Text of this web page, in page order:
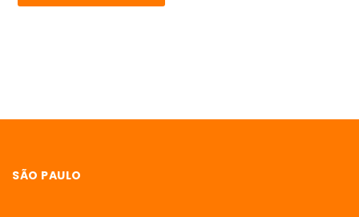
SÃO PAULO